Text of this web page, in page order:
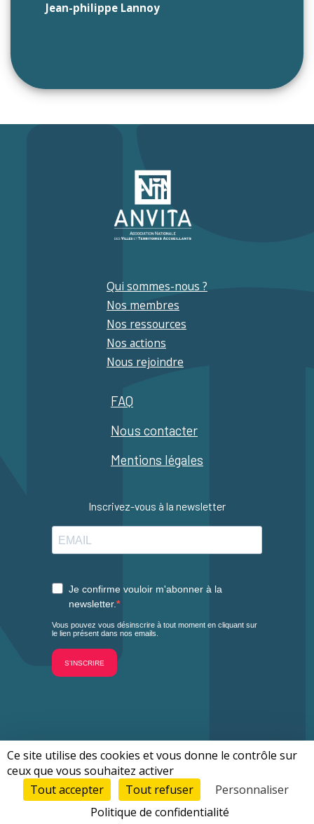
Jean-philippe Lannoy
Qui sommes-nous ?
Nos membres
Nos ressources
Nos actions
Nous rejoindre
FAQ
Nous contacter
Mentions légales
Inscrivez-vous à la newsletter
2026 - Tous droits réservés -
NOUS REJOINDRE
Ce site utilise des cookies et vous donne le contrôle sur
ceux que vous souhaitez activer
Tout accepter
Tout refuser
Personnaliser
Politique de confidentialité